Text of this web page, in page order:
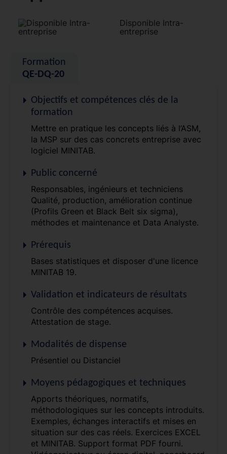
Disponible Intra-
entreprise
Formation
QE-DQ-20
Objectifs et compétences clés de la
formation
Mettre en pratique les concepts liés à l’ASM,
la MSP sur des cas concrets entreprise avec
logiciel MINITAB.
Public concerné
Responsables, ingénieurs et techniciens
Qualité, production, amélioration continue
(Profils Green et Black Belt six sigma),
méthodes et maintenance et Data Analyste.
Prérequis
Bases statistiques et disposer d'une licence
MINITAB 19.
Validation et indicateurs de résultats
Contrôle des compétences acquises.
Attestation de stage.
Modalités de dispense
Présentiel ou Distanciel
Moyens pédagogiques et techniques
Apports théoriques, normatifs,
méthodologiques sur les concepts introduits.
Exemples, échanges interactifs et mises en
situation sur des cas réels. Exercices EXCEL
et MINITAB. Support format PDF fourni.